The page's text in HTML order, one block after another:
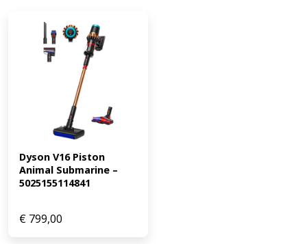
Dyson V16 Piston
Animal Submarine –
5025155114841
€ 799,00